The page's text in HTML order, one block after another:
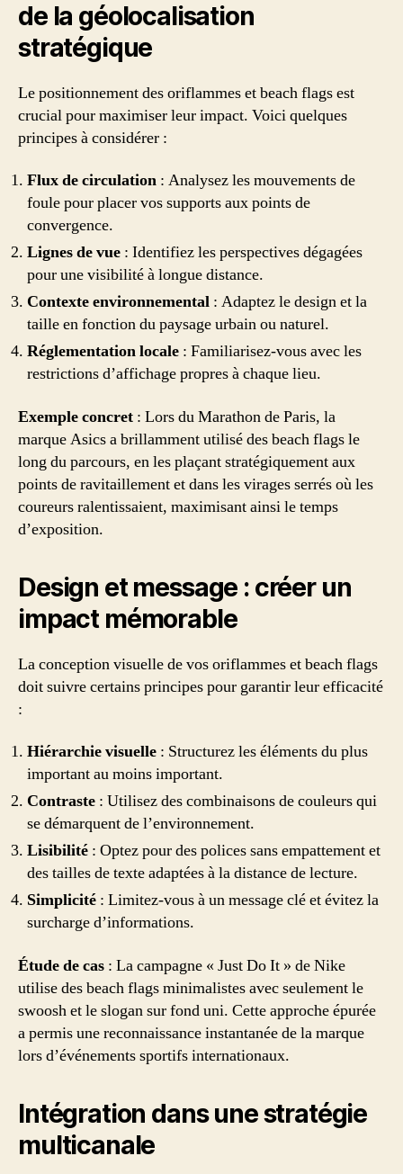
de la géolocalisation
stratégique
Le positionnement des oriflammes et beach flags est
crucial pour maximiser leur impact. Voici quelques
principes à considérer :
Flux de circulation : Analysez les mouvements de
foule pour placer vos supports aux points de
convergence.
Lignes de vue : Identifiez les perspectives dégagées
pour une visibilité à longue distance.
Contexte environnemental : Adaptez le design et la
taille en fonction du paysage urbain ou naturel.
Réglementation locale : Familiarisez-vous avec les
restrictions d’affichage propres à chaque lieu.
Exemple concret : Lors du Marathon de Paris, la
marque Asics a brillamment utilisé des beach flags le
long du parcours, en les plaçant stratégiquement aux
points de ravitaillement et dans les virages serrés où les
coureurs ralentissaient, maximisant ainsi le temps
d’exposition.
Design et message : créer un
impact mémorable
La conception visuelle de vos oriflammes et beach flags
doit suivre certains principes pour garantir leur efficacité
:
Hiérarchie visuelle : Structurez les éléments du plus
important au moins important.
Contraste : Utilisez des combinaisons de couleurs qui
se démarquent de l’environnement.
Lisibilité : Optez pour des polices sans empattement et
des tailles de texte adaptées à la distance de lecture.
Simplicité : Limitez-vous à un message clé et évitez la
surcharge d’informations.
Étude de cas : La campagne « Just Do It » de Nike
utilise des beach flags minimalistes avec seulement le
swoosh et le slogan sur fond uni. Cette approche épurée
a permis une reconnaissance instantanée de la marque
lors d’événements sportifs internationaux.
Intégration dans une stratégie
multicanale